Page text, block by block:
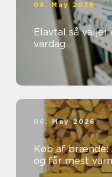
08. May 2026
Elavtal så väljer du rätt avtal för din
vardag
06. May 2026
Køb af brænde:
og får mest